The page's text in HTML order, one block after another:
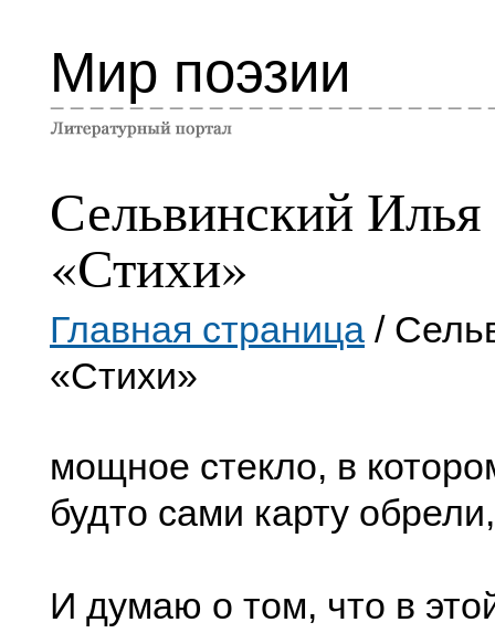
Мир поэзии
Сельвинский Илья
«Стихи»
Главная страница /
«Стихи»
мощное стекло, в
будто сами карту обрели,
И думаю о том, что в